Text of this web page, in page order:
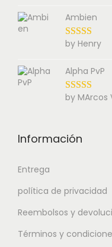
Ambien
by Henry
Alpha PvP
by MArcos
Información
Entrega
política de privacidad
Reembolsos y
Términos y